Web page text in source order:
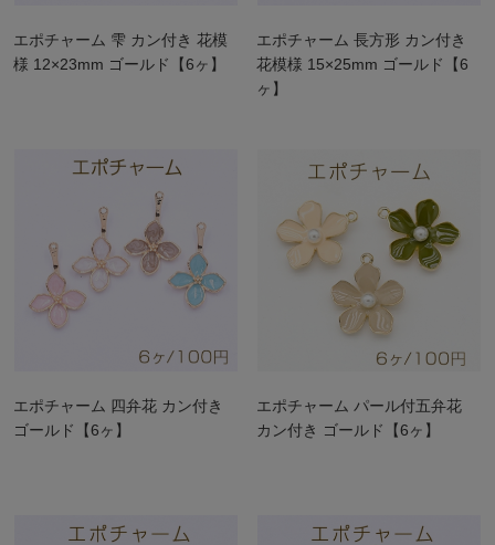
エポチャーム 雫 カン付き 花模
様 12×23mm ゴールド【6ヶ】
エポチャーム 長方形 カン付き
花模様 15×25mm ゴールド【6
ヶ】
エポチャーム 四弁花 カン付き
ゴールド【6ヶ】
エポチャーム パール付五弁花
カン付き ゴールド【6ヶ】